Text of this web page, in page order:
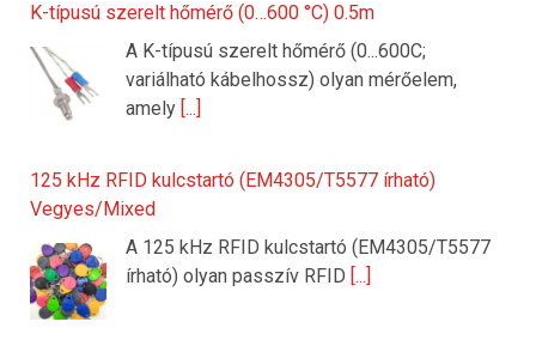
K-típusú szerelt hőmérő (0…600 °C) 0.5m
A K-típusú szerelt hőmérő (0...600C;
variálható kábelhossz) olyan mérőelem,
amely [...]
125 kHz RFID kulcstartó (EM4305/T5577 írható)
Vegyes/Mixed
A 125 kHz RFID kulcstartó (EM4305/T5577
írható) olyan passzív RFID [...]